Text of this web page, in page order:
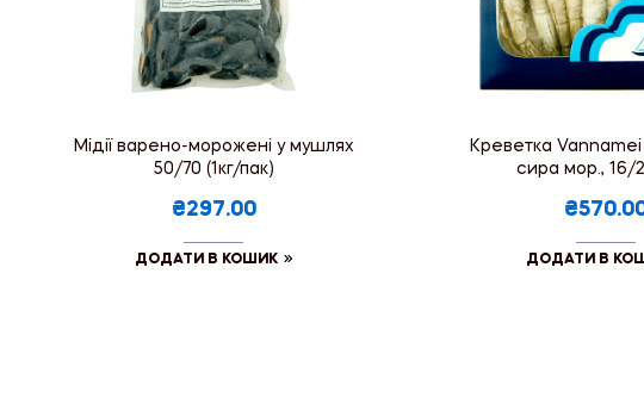
Мідії варено-морожені у мушлях
50/70 (1кг/пак)
₴297.00
ДОДАТИ В КОШИК
Креветка
сира мор., 16/
ДОДАТИ В